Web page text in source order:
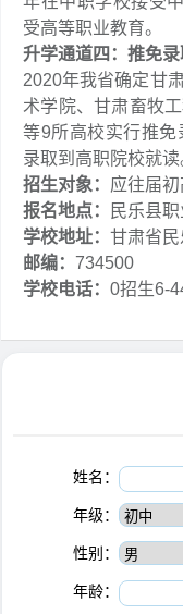
受高等职业教育。
升学通道四：推免录
2020年我省确定甘
术学院、甘肃畜牧
等9所高校实行推
录取到高职院校就读
招生对象： 应往届
报名地点：
民乐县
学校地址： 甘肃省
邮编： 734500
学校电话： 0招生6-
姓名：
年级：
性别：
年龄：